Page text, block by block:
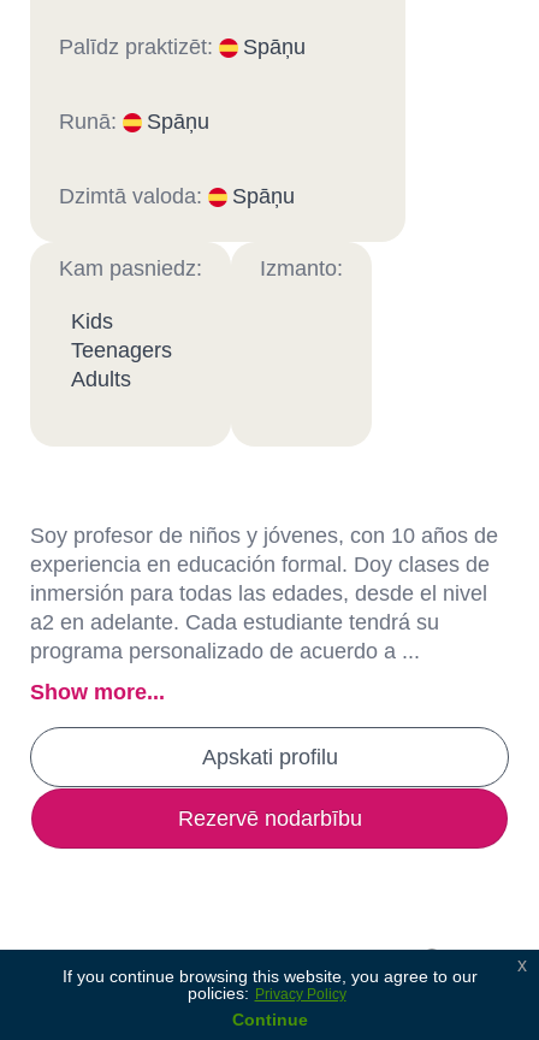
Palīdz praktizēt: Spāņu
Runā: Spāņu
Dzimtā valoda: Spāņu
Kam pasniedz:
Kids
Teenagers
Adults
Izmanto:
Soy profesor de niños y jóvenes, con 10 años de
experiencia en educación formal. Doy clases de
inmersión para todas las edades, desde el nivel
a2 en adelante. Cada estudiante tendrá su
programa personalizado de acuerdo a ...
Show more...
Apskati profilu
Rezervē nodarbību
If you continue browsing this website, you agree to our
policies: Privacy Policy
Continue
x